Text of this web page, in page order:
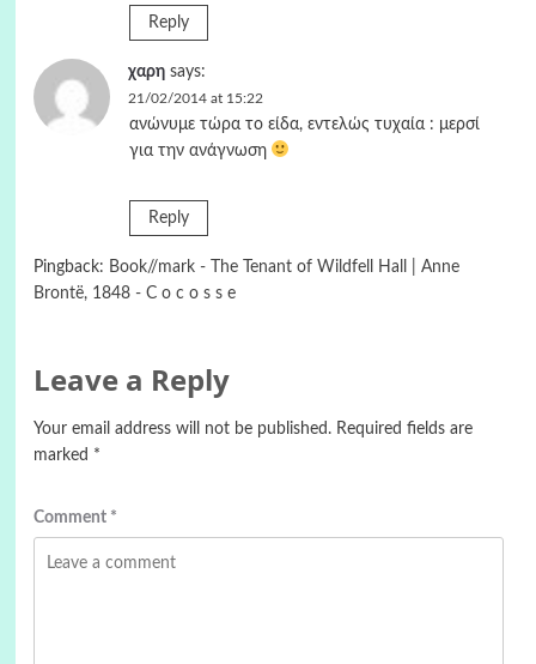
Reply
χαρη says:
21/02/2014 at 15:22
ανώνυμε τώρα το είδα, εντελώς τυχαία : μερσί
για την ανάγνωση
Reply
Pingback: Book//mark - The Tenant of Wildfell Hall | Anne
Brontë, 1848 - C o c o s s e
Leave a Reply
Your email address will not be published. Required fields are
marked *
Comment *